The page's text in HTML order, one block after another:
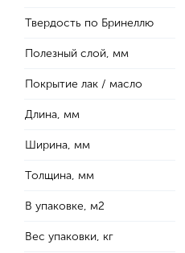
Твердость по Бринеллю
Полезный слой, мм
Покрытие лак / масло
Длина, мм
Ширина, мм
Толщина, мм
В упаковке, м2
Вес упаковки, кг